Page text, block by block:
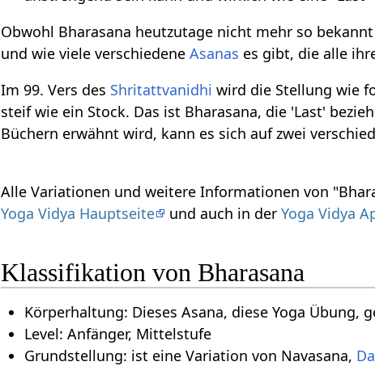
Obwohl Bharasana heutzutage nicht mehr so
und wie viele verschiedeneAsanas es gibt, die alle
Im 99. Vers des Shritattvanidhi wird die Stellung wie
steif wie ein Stock. Das ist Bharasana, die 'Last'
Büchern erwähnt wird, kann es sich auf zwei
Alle Variationen und weitere Informationen von
Yoga Vidya Hauptseite
und auch in derYoga Vidya
Klassifikation von Bharasana
Körperhaltung: Dieses Asana, diese Yoga Übung,
Level: Anfänger, Mittelstufe
Grundstellung: ist eine Variation von Navasana,